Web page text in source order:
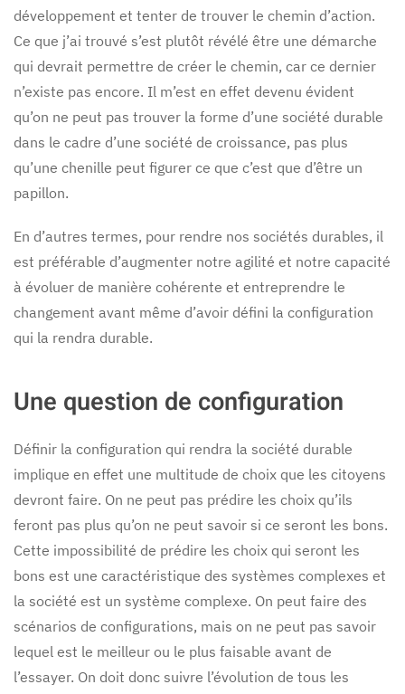
développement et tenter de trouver le chemin d’action.
Ce que j’ai trouvé s’est plutôt révélé être une démarche
qui devrait permettre de créer le chemin, car ce dernier
n’existe pas encore. Il m’est en effet devenu évident
qu’on ne peut pas trouver la forme d’une société durable
dans le cadre d’une société de croissance, pas plus
qu’une chenille peut figurer ce que c’est que d’être un
papillon.
En d’autres termes, pour rendre nos sociétés durables, il
est préférable d’augmenter notre agilité et notre capacité
à évoluer de manière cohérente et entreprendre le
changement avant même d’avoir défini la configuration
qui la rendra durable.
Une question de configuration
Définir la configuration qui rendra la société durable
implique en effet une multitude de choix que les citoyens
devront faire. On ne peut pas prédire les choix qu’ils
feront pas plus qu’on ne peut savoir si ce seront les bons.
Cette impossibilité de prédire les choix qui seront les
bons est une caractéristique des systèmes complexes et
la société est un système complexe. On peut faire des
scénarios de configurations, mais on ne peut pas savoir
lequel est le meilleur ou le plus faisable avant de
l’essayer. On doit donc suivre l’évolution de tous les